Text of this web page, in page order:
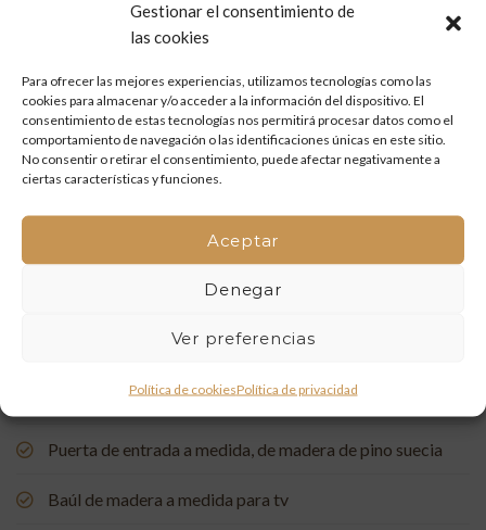
Gestionar el consentimiento de
las cookies
Para ofrecer las mejores experiencias, utilizamos tecnologías como las
cookies para almacenar y/o acceder a la información del dispositivo. El
consentimiento de estas tecnologías nos permitirá procesar datos como el
comportamiento de navegación o las identificaciones únicas en este sitio.
No consentir o retirar el consentimiento, puede afectar negativamente a
ciertas características y funciones.
Aceptar
Denegar
Ver preferencias
Política de cookiesPolítica de privacidad
Mueble de baño a medida en madera de mobila vieja
Restauración de un portón de madera en Onda: tradición
y artesanía que vuelven a la vida
Mueble de baño a medida con acabado en nogal
Un rincón de estudio único: restauración y carpintería a
Restauración de una Capelleta de Visita Domiciliaria: Un
Puerta de entrada a medida, de madera de pino suecia
Baúl de madera a medida para tv